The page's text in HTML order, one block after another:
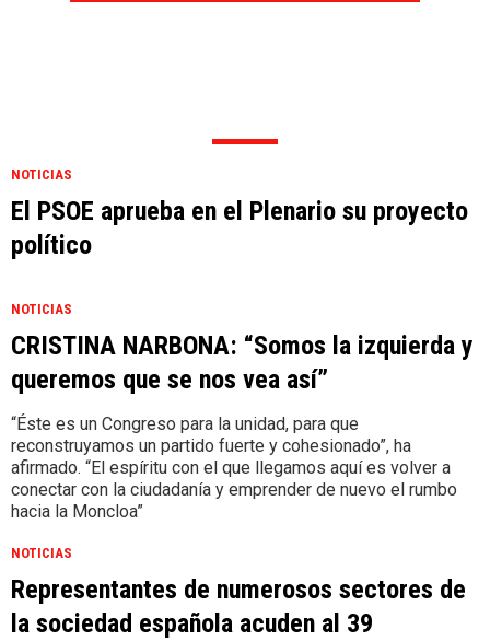
NOTICIAS
El PSOE aprueba en el Plenario su proyecto
político
NOTICIAS
CRISTINA NARBONA: “Somos la izquierda y
queremos que se nos vea así”
“Éste es un Congreso para la unidad, para que
reconstruyamos un partido fuerte y cohesionado”, ha
afirmado. “El espíritu con el que llegamos aquí es volver a
conectar con la ciudadanía y emprender de nuevo el rumbo
hacia la Moncloa”
NOTICIAS
Representantes de numerosos sectores de
la sociedad española acuden al 39